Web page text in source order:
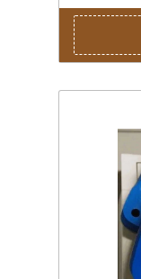
jedoch, stets
Waffenmodell
verwenden.